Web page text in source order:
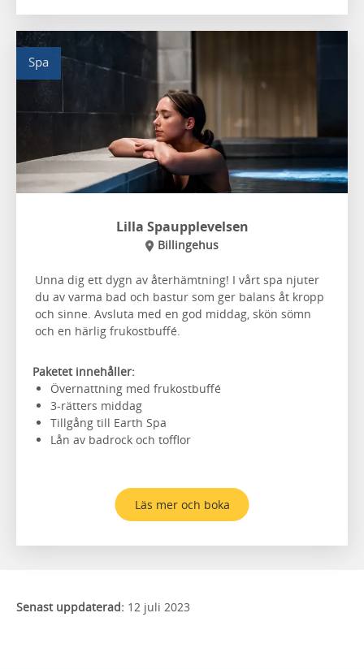
Spa
Lilla Spaupplevelsen
Billingehus
Unna dig ett dygn av återhämtning! I vårt spa njuter
du av varma bad och bastur som ger balans åt kropp
och sinne. Avsluta med en god middag, skön sömn
och en härlig frukostbuffé.
Paketet innehåller:
Övernattning med frukostbuffé
3-rätters middag
Tillgång till Earth Spa
Lån av badrock och tofflor
Läs mer och boka
Senast uppdaterad: 12 juli 2023